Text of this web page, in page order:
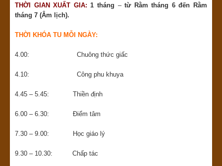
THỜI GIAN XUẤT GIA: 1 tháng –từ Rằm tháng 6 đến Rằm
tháng 7 (Âm lịch).
THỜI KHÓA TU MỖI NGÀY:
4.00: Chuông thức giấc
4.10: Công phu khuya
4.45 – 5.45: Thiền định
6.00 – 6.30: Điểm tâm
7.30 – 9.00: Học giáo lý
9.30 – 10.30: Chấp tác